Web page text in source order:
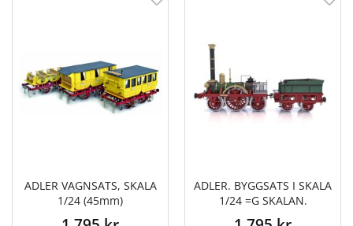
ADLER VAGNSATS, SKALA
1/24 (45mm)
ADLER. BYGGSATS I SKALA
1/24 =G SKALAN.